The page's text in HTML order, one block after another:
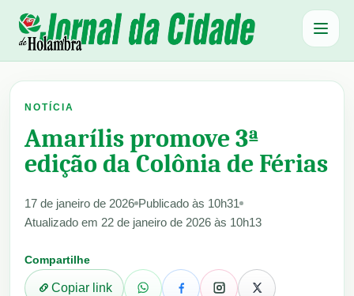
Abrir
NOTÍCIA
Amarílis promove 3ª
edição da Colônia de Férias
17 de janeiro de 2026 Publicado às 10h31
Atualizado em 22 de janeiro de 2026 às 10h13
Compartilhe
Copiar link